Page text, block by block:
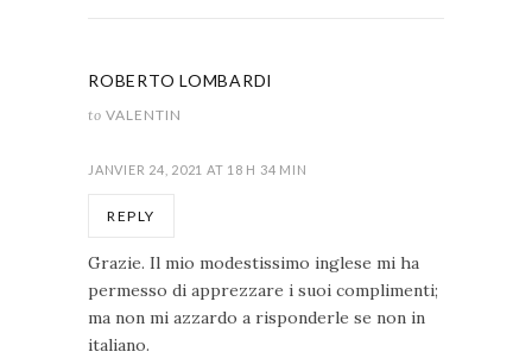
ROBERTO LOMBARDI
to VALENTIN
JANVIER 24, 2021 AT 18 H 34 MIN
REPLY
Grazie. Il mio modestissimo inglese mi ha
permesso di apprezzare i suoi complimenti;
ma non mi azzardo a risponderle se non in
italiano.